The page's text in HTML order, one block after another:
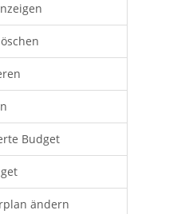
Budget
ändern